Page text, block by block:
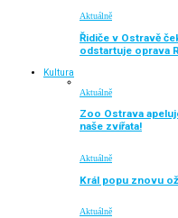
Aktuálně
Řidiče v Ostravě
odstartuje oprava
Kultura
Aktuálně
Zoo Ostrava
naše zvířata!
Aktuálně
Král popu znovu
Aktuálně